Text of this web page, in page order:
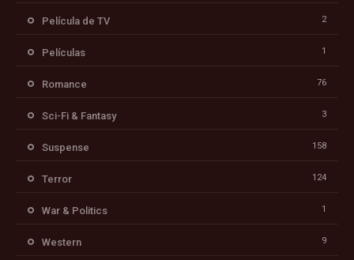
Película de TV 2
Películas 1
Romance 76
Sci-Fi & Fantasy 3
Suspense 158
Terror 124
War & Politics 1
Western 9